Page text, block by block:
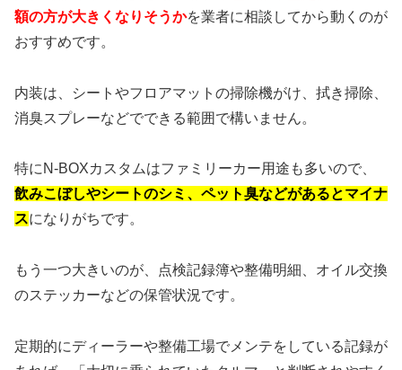
額の方が大きくなりそうかを業者に相談してから動くのが
おすすめです。
内装は、シートやフロアマットの掃除機がけ、拭き掃除、
消臭スプレーなどでできる範囲で構いません。
特にN-BOXカスタムはファミリーカー用途も多いので、
飲みこぼしやシートのシミ、ペット臭などがあるとマイナ
スになりがちです。
もう一つ大きいのが、点検記録簿や整備明細、オイル交換
のステッカーなどの保管状況です。
定期的にディーラーや整備工場でメンテをしている記録が